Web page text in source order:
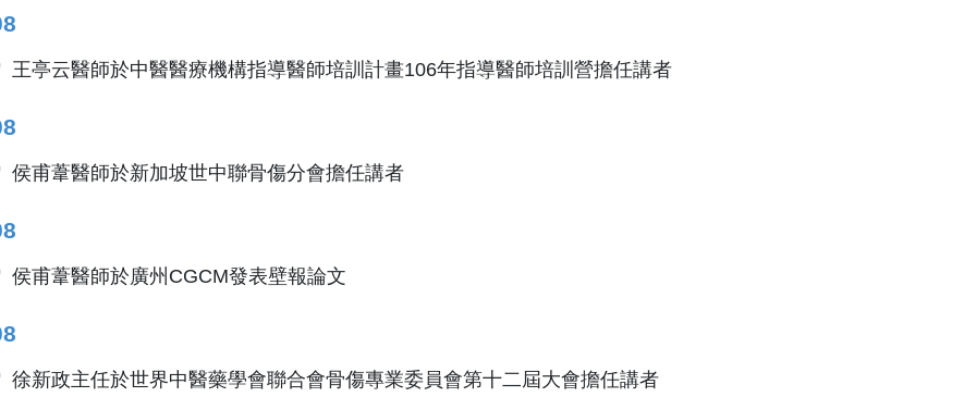
王亭云醫師於中醫醫療機構指導醫師培訓計畫106年指導醫師培訓營擔任講者
侯甫葦醫師於新加坡世中聯骨傷分會擔任講者
侯甫葦醫師於廣州CGCM發表壁報論文
徐新政主任於世界中醫藥學會聯合會骨傷專業委員會第十二屆大會擔任講者